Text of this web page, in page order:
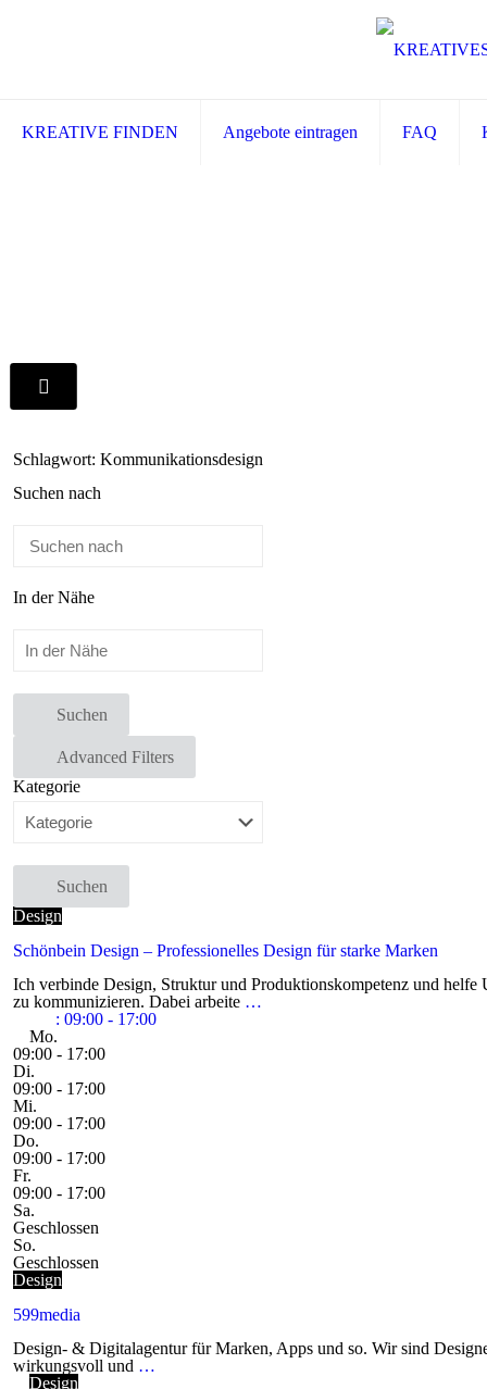
KREATIVE FINDEN Angebote eintragen FAQ
Schlagwort: Kommunikationsdesign
Suchen nach
In der Nähe
Suchen
Advanced Filters
Kategorie
Suchen
Design
Schönbein Design – Professionelles Design für starke Marken
Ich verbinde Design, Struktur und Produktionskompetenz und
zu kommunizieren. Dabei arbeite …
: 09:00 - 17:00
Mo.
09:00 - 17:00
Di.
09:00 - 17:00
Mi.
09:00 - 17:00
Do.
09:00 - 17:00
Fr.
09:00 - 17:00
Sa.
Geschlossen
So.
Geschlossen
Design
599media
Design- & Digital­agentur für Marken, Apps und so. Wir sind
wirkungsvoll und …
Design